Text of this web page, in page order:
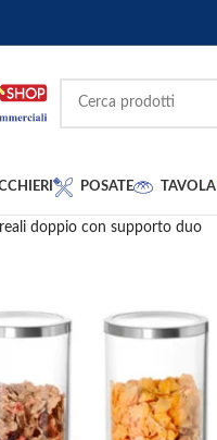
POSATE TAVOLA
doppio con supporto duo